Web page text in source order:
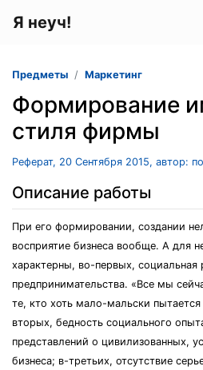
Я неуч!
Предметы Маркетинг
Формирование
стиля фирмы
Реферат, 20 Сентября 2015, автор:
Описание работы
При его формировании, создании
восприятие бизнеса вообще. А для
характерны, во-первых, социальная
предпринимательства. «Все мы
те, кто хоть мало-мальски
вторых, бедность социального
представлений о цивилизованных,
бизнеса; в-третьих, отсутствие